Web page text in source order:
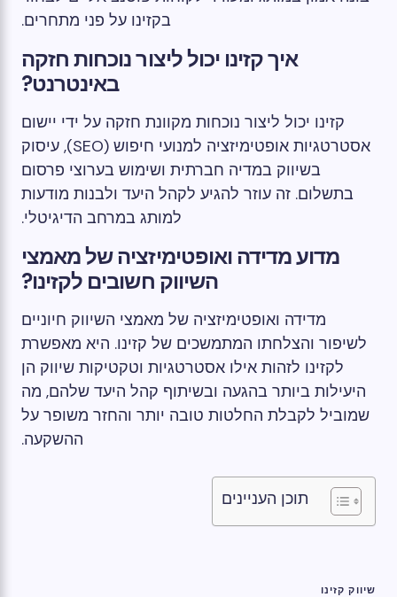
בקזינו על פני מתחרים.
איך קזינו יכול ליצור נוכחות חזקה
באינטרנט?
קזינו יכול ליצור נוכחות מקוונת חזקה על ידי יישום
אסטרטגיות אופטימיזציה למנועי חיפוש (SEO), עיסוק
בשיווק במדיה חברתית ושימוש בערוצי פרסום
בתשלום. זה עוזר להגיע לקהל היעד ולבנות מודעות
למותג במרחב הדיגיטלי.
מדוע מדידה ואופטימיזציה של מאמצי
השיווק חשובים לקזינו?
מדידה ואופטימיזציה של מאמצי השיווק חיוניים
לשיפור והצלחתו המתמשכים של קזינו. היא מאפשרת
לקזינו לזהות אילו אסטרטגיות וטקטיקות שיווק הן
היעילות ביותר בהגעה ובשיתוף קהל היעד שלהם, מה
שמוביל לקבלת החלטות טובה יותר והחזר משופר על
ההשקעה.
תוכן העניינים
שיווק קזינו